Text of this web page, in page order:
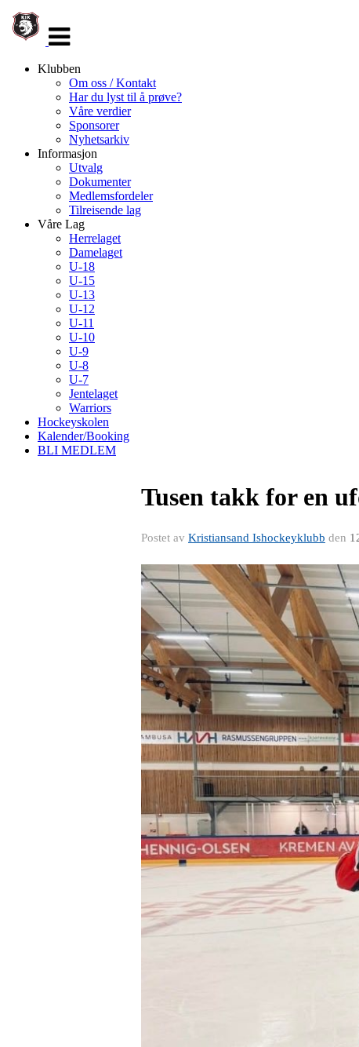
navigasjon
Klubben
Om oss / Kontakt
Har du lyst til å prøve?
Våre verdier
Sponsorer
Nyhetsarkiv
Informasjon
Utvalg
Dokumenter
Medlemsfordeler
Tilreisende lag
Våre Lag
Herrelaget
Damelaget
U-18
U-15
U-13
U-12
U-11
U-10
U-9
U-8
U-7
Jentelaget
Warriors
Hockeyskolen
Kalender/Booking
BLI MEDLEM
Tusen takk for en
Postet av Kristiansand Ishockeyklubb den